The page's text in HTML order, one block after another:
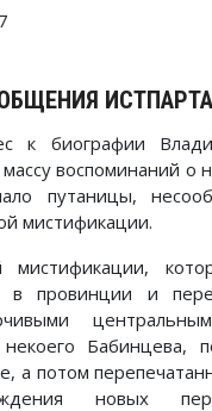
ИСТПАРТА
к биографии
воспоминаний о
путаницы,
мистификации.
провинции и
некоего Бабинцева,
а потом
новых